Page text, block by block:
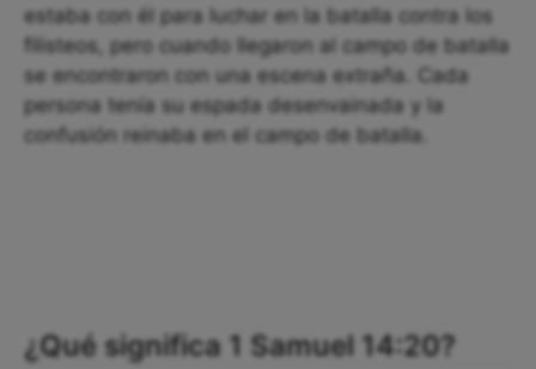
estaba con él para luchar en la batalla contra los
filisteos, pero cuando llegaron al campo de batalla
se encontraron con una escena extraña. Cada
persona tenía su espada desenvainada y la
confusión reinaba en el campo de batalla.
¿Qué significa 1 Samuel 14:20?